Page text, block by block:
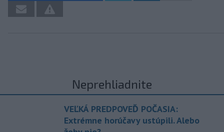
Neprehliadnite
VEĽKÁ PREDPOVEĎ POČASIA:
Extrémne horúčavy ustúpili. Alebo